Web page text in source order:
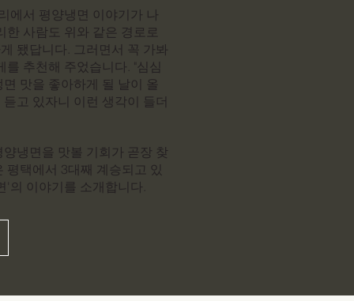
에서 평양냉면 이야기가 나
한 사람도 위와 같은 경로로
됐답니다. 그러면서 꼭 가봐
를 추천해 주었습니다. "심심
맛을 좋아하게 될 날이 올
고 있자니 이런 생각이 들더
냉면을 맛볼 기회가 곧장 찾
평택에서 3대째 계승되고 있
'의 이야기를 소개합니다.